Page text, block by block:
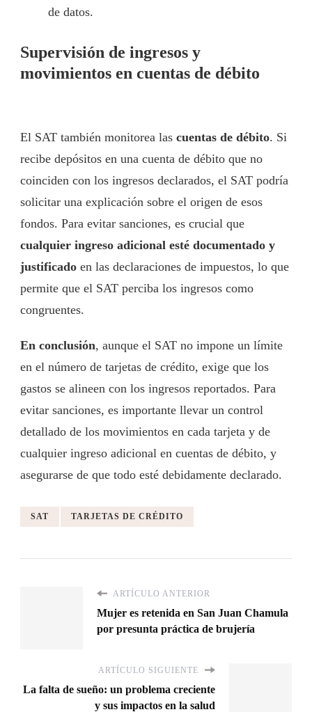
de datos.
Supervisión de ingresos y
movimientos en cuentas de débito
El SAT también monitorea las cuentas de débito. Si
recibe depósitos en una cuenta de débito que no
coinciden con los ingresos declarados, el SAT podría
solicitar una explicación sobre el origen de esos
fondos. Para evitar sanciones, es crucial que
cualquier ingreso adicional esté documentado y
justificado en las declaraciones de impuestos, lo que
permite que el SAT perciba los ingresos como
congruentes.
En conclusión, aunque el SAT no impone un límite
en el número de tarjetas de crédito, exige que los
gastos se alineen con los ingresos reportados. Para
evitar sanciones, es importante llevar un control
detallado de los movimientos en cada tarjeta y de
cualquier ingreso adicional en cuentas de débito, y
asegurarse de que todo esté debidamente declarado.
SAT TARJETAS DE CRÉDITO
ARTÍCULO ANTERIOR
Mujer es retenida en San Juan Chamula
por presunta práctica de brujería
ARTÍCULO SIGUIENTE
La falta de sueño: un problema creciente
y sus impactos en la salud